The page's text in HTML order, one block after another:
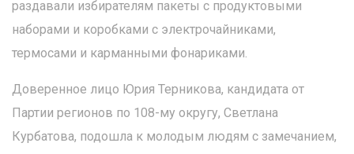
раздавали избирателям пакеты с продуктовыми
наборами и коробками с электрочайниками,
термосами и карманными фонариками.
Доверенное лицо Юрия Терникова, кандидата от
Партии регионов по 108-му округу, Светлана
Курбатова, подошла к молодым людям с замечанием,